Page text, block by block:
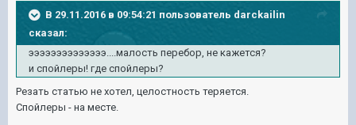
В 29.11.2016 в 09:54:21 пользователь darckailin
сказал:
ээээээээээээээ....малость перебор, не кажется?
и спойлеры! где спойлеры?
Резать статью не хотел, целостность теряется.
Спойлеры - на месте.